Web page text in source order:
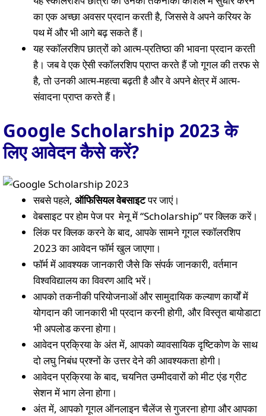
का एक अच्छा अवसर प्रदान करती है, जिससे वे अपने करियर के
पथ में और भी आगे बढ़ सकते हैं।
यह स्कॉलरशिप छात्रों को आत्म-प्रतिष्ठा की भावना प्रदान करती
है। जब वे एक ऐसी स्कॉलरशिप प्राप्त करते हैं जो गूगल की तरफ से
है, तो उनकी आत्म-महत्वा बढ़ती है और वे अपने क्षेत्र में आत्म-
संवादना प्राप्त करते हैं।
Google Scholarship 2023के
लिए आवेदन कैसे करें?
सबसे पहले, ऑफिसियल वेबसाइटपर जाएं।
वेबसाइट पर होम पेज पर मेनू में “Scholarship” पर क्लिक करें।
लिंक पर क्लिक करने के बाद, आपके सामने गूगल स्कॉलरशिप
2023 का आवेदन फॉर्म खुल जाएगा।
फॉर्म में आवश्यक जानकारी जैसे कि संपर्क जानकारी, वर्तमान
विश्वविद्यालय का विवरण आदि भरें।
आपको तकनीकी परियोजनाओं और सामुदायिक कल्याण कार्यों में
योगदान की जानकारी भी प्रदान करनी होगी, और विस्तृत बायोडाटा
भी अपलोड करना होगा।
आवेदन प्रक्रिया के अंत में, आपको व्यावसायिक दृष्टिकोण के साथ
दो लघु निबंध प्रश्नों के उत्तर देने की आवश्यकता होगी।
आवेदन प्रक्रिया के बाद, चयनित उम्मीदवारों को मीट एंड ग्रीट
सेशन में भाग लेना होगा।
अंत में, आपको गूगल ऑनलाइन चैलेंज से गुजरना होगा और आपका